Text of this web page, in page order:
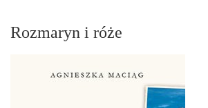
Rozmaryn i róże